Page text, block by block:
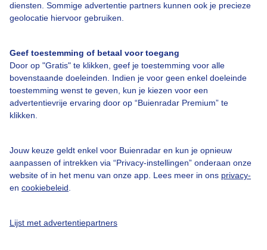
diensten. Sommige advertentie partners kunnen ook je precieze
geolocatie hiervoor gebruiken.
Geef toestemming of betaal voor toegang
Door op "Gratis" te klikken, geef je toestemming voor alle
bovenstaande doeleinden. Indien je voor geen enkel doeleinde
toestemming wenst te geven, kun je kiezen voor een
advertentievrije ervaring door op “Buienradar Premium” te
klikken.
Jouw keuze geldt enkel voor Buienradar en kun je opnieuw
aanpassen of intrekken via “Privacy-instellingen” onderaan onze
website of in het menu van onze app. Lees meer in ons privacy-
en cookiebeleid
Lijst met advertentiepartners
Over Buienradar
Bedrijfsgegevens
Veelgestelde vragen
Toegankelijkheid
Gebruikersvoorwaarden
Buienradar Team